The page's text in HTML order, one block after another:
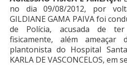
no dia 09/08/2012, por
GILDIANE GAMA PAIVA foi
de Polícia, acusada de
fisicamente, além
plantonista do Hospital
KARLA DE VASCONCELOS, em